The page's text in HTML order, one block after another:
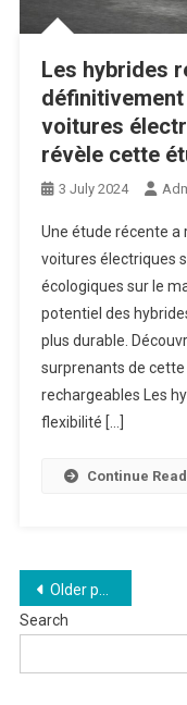
Les hybrides
voitures
révèle cette
3 July 2024
Une étude récente a
voitures électriques
écologiques sur le
potentiel des
plus durable.
surprenants de
rechargeables Les
flexibilité […]
Continue
Posts
navigation
Older posts
Search